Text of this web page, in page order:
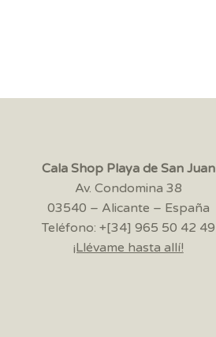
Cala Shop Playa de San Juan
Av. Condomina 38
03540 – Alicante – España
Teléfono: +[34] 965 50 42 49
¡Llévame hasta allí!